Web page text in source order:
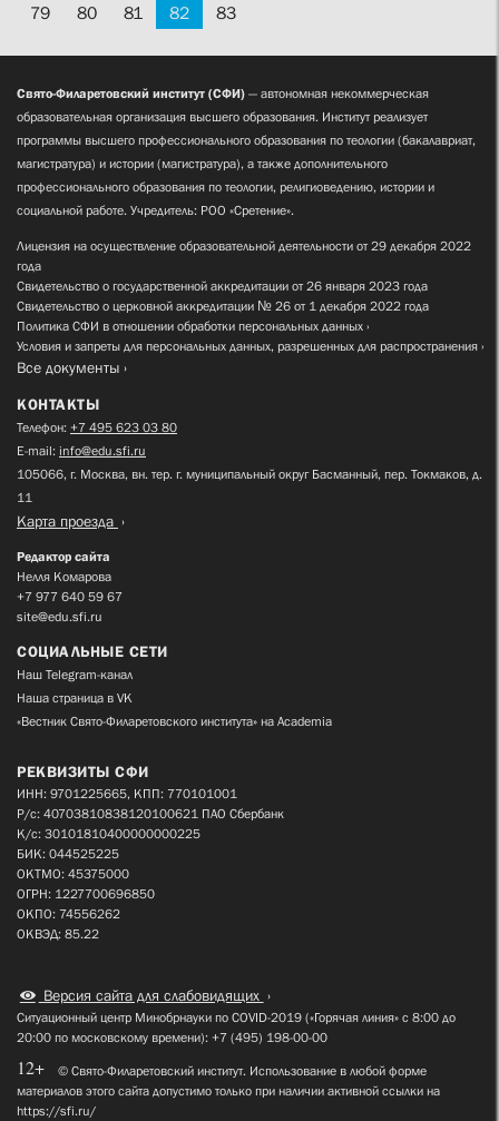
79
80 81 82 83
Свято-Филаретовский институт (СФИ) — автономная некоммерческая
образовательная организация высшего образования. Институт реализует
программы высшего профессионального образования по теологии (бакалавриат,
магистратура) и истории (магистратура), а также дополнительного
профессионального образования по теологии, религиоведению, истории и
социальной работе. Учредитель: РОО «Сретение».
Лицензия на осуществление образовательной деятельности от 29 декабря 2022
года
Свидетельство о государственной аккредитации от 26 января 2023 года
Свидетельство о церковной аккредитации № 26 от 1 декабря 2022 года
Политика СФИ в отношении обработки персональных данных
Условия и запреты для персональных данных, разрешенных для распространения
Все документы
КОНТАКТЫ
Телефон: +7 495 623 03 80
E-mail: info@edu.sfi.ru
105066, г. Москва, вн. тер. г. муниципальный округ Басманный, пер. Токмаков, д.
11
Карта проезда
Редактор сайта
Нелля Комарова
+7 977 640 59 67
site@edu.sfi.ru
СОЦИАЛЬНЫЕ СЕТИ
Наш Telegram-канал
Наша страница в VK
«Вестник Свято-Филаретовского института» на Academia
РЕКВИЗИТЫ СФИ
ИНН: 9701225665, КПП: 770101001
Р/с: 40703810838120100621 ПАО Сбербанк
К/с: 30101810400000000225
БИК: 044525225
ОКТМО: 45375000
ОГРН: 1227700696850
ОКПО: 74556262
ОКВЭД: 85.22
Версия сайта для слабовидящих
Ситуационный центр Минобрнауки по COVID-2019 («Горячая линия» с 8:00 до
20:00 по московскому времени): +7 (495) 198-00-00
12+
© Свято-Филаретовский институт. Использование в любой форме
материалов этого сайта допустимо только при наличии активной ссылки на
https://sfi.ru/